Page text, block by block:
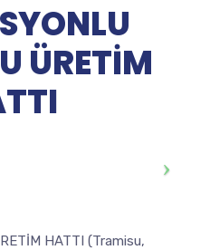
ÜRETİM
HATTI (Tramisu,